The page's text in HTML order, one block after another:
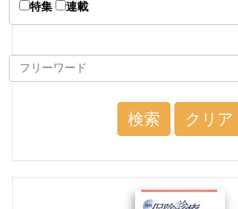
特集 連載
検索 クリア